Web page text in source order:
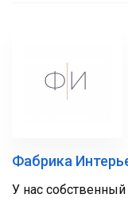
Фабрика
У нас